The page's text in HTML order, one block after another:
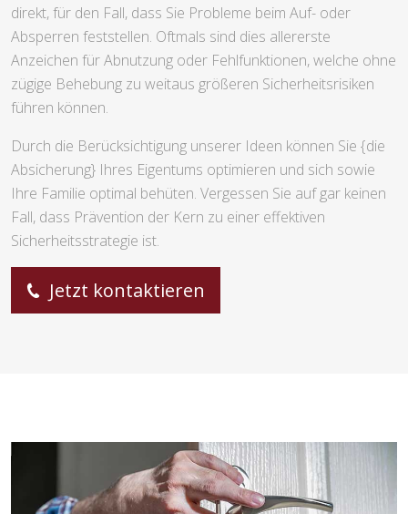
direkt, für den Fall, dass Sie Probleme beim Auf- oder
Absperren feststellen. Oftmals sind dies allererste
Anzeichen für Abnutzung oder Fehlfunktionen, welche ohne
zügige Behebung zu weitaus größeren Sicherheitsrisiken
führen können.
Durch die Berücksichtigung unserer Ideen können Sie {die
Absicherung} Ihres Eigentums optimieren und sich sowie
Ihre Familie optimal behüten. Vergessen Sie auf gar keinen
Fall, dass Prävention der Kern zu einer effektiven
Sicherheitsstrategie ist.
Jetzt kontaktieren